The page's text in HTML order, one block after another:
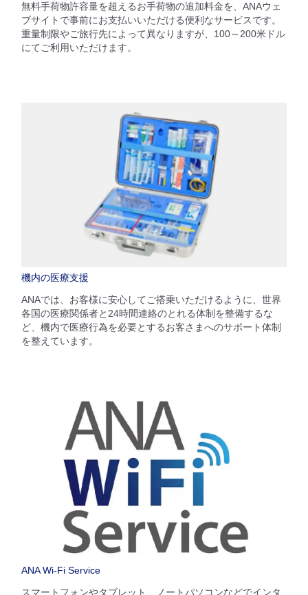
無料手荷物許容量を超えるお手荷物の追加料金を、ANAウェ
ブサイトで事前にお支払いいただける便利なサービスです。
重量制限やご旅行先によって異なりますが、100～200米ドル
にてご利用いただけます。
機内の医療支援
ANAでは、お客様に安心してご搭乗いただけるように、世界
各国の医療関係者と24時間連絡のとれる体制を整備するな
ど、機内で医療行為を必要とするお客さまへのサポート体制
を整えています。
ANA Wi-Fi Service
スマートフォンやタブレット、ノートパソコンなどでインタ